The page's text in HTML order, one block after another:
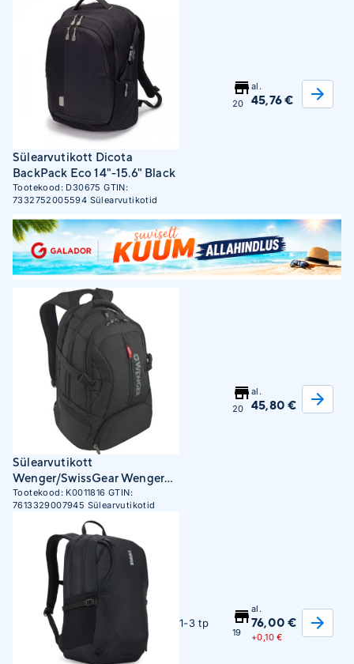
Sülearvutikott Dicota
BackPack Eco 14"-15.6" Black
Tootekood: D30675 GTIN:
7332752005594 Sülearvutikotid
20
al.
45,76 €
Sülearvutikott
Wenger/SwissGear Wenger
Transit 16" 40cm Deluxe
Laptop Backpack black
Tootekood: K0011816 GTIN:
7613329007945 Sülearvutikotid
20
al.
45,80 €
1-3 tp
19
al.
76,00 €
+0,10 €